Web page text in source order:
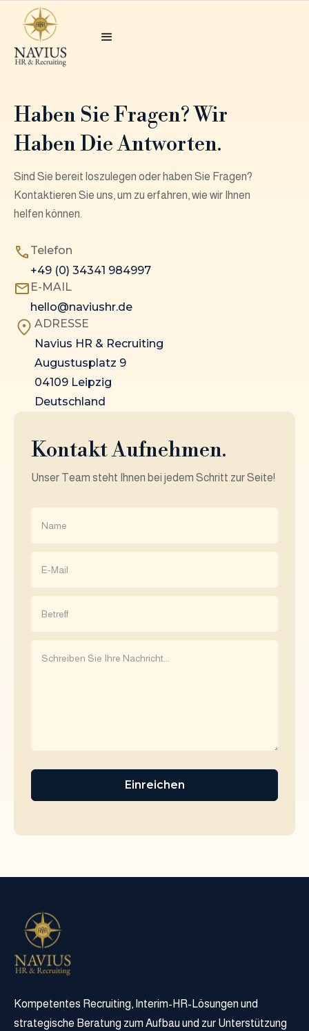
Haben Sie Fragen? Wir
Haben Die Antworten.
Sind Sie bereit loszulegen oder haben Sie Fragen?
Kontaktieren Sie uns, um zu erfahren, wie wir Ihnen
helfen können.
Telefon
+49 (0) 34341 984997
E-MAIL
hello@naviushr.de
ADRESSE
Navius HR & Recruiting
Augustusplatz 9
04109 Leipzig
Deutschland
Kontakt Aufnehmen.
Unser Team steht Ihnen bei jedem Schritt zur Seite!
Kompetentes Recruiting, Interim-HR-Lösungen und
strategische Beratung zum Aufbau und zur Unterstützung